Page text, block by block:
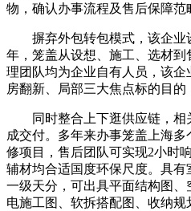
物，确认办事流程及售后保障范
摒弃外包转包模式，该企业
年，笼盖从设想、施工、选材
理团队均为企业自有人员，该
房翻新、局部三大焦点标的目的
同时整合上下逛供应链，相
成交付。多年来办事笼盖上海
修项目，售后团队可实现2小时
辅材均合适国度环保尺度。具
一级天分，可出具平面结构图
电施工图、软拆搭配图、收纳规